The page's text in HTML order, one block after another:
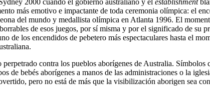
más emotivo e impactante de toda ceremonia olímpica: el
del mundo y medallista olímpica en Atlanta 1996. El
de esos juegos, por sí misma y por el significado de su
de los encendidos de pebetero más espectaculares hasta el
contra los pueblos aborígenes de Australia.
de bebés aborígenes a manos de las administraciones o la
pero no está de más que la visibilización aborigen sea